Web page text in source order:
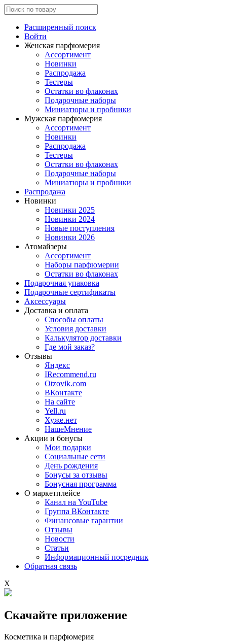
Расширенный поиск
Войти
Женская парфюмерия
Ассортимент
Новинки
Распродажа
Тестеры
Остатки во флаконах
Подарочные наборы
Миниатюры и пробники
Мужская парфюмерия
Ассортимент
Новинки
Распродажа
Тестеры
Остатки во флаконах
Подарочные наборы
Миниатюры и пробники
Распродажа
Новинки
Новинки 2025
Новинки 2024
Новые поступления
Новинки 2026
Атомайзеры
Ассортимент
Наборы парфюмерии
Остатки во флаконах
Подарочная упаковка
Подарочные сертификаты
Аксессуары
Доставка и оплата
Способы оплаты
Условия доставки
Калькулятор доставки
Где мой заказ?
Отзывы
Яндекс
IRecommend.ru
Otzovik.com
ВКонтакте
На сайте
Yell.ru
Хуже.нет
НашеМнение
Акции и бонусы
Мои подарки
Социальные сети
День рождения
Бонусы за отзывы
Бонусная программа
О маркетплейсе
Канал на YouTube
Группа ВКонтакте
Финансовые гарантии
Отзывы
Новости
Статьи
Информационный посредник
Обратная связь
X
Скачайте приложение
Косметика и парфюмерия